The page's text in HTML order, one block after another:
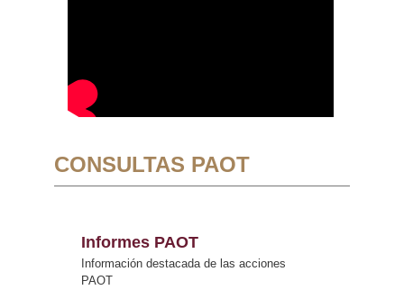
CONSULTAS PAOT
Informes PAOT
Información destacada de las acciones
PAOT